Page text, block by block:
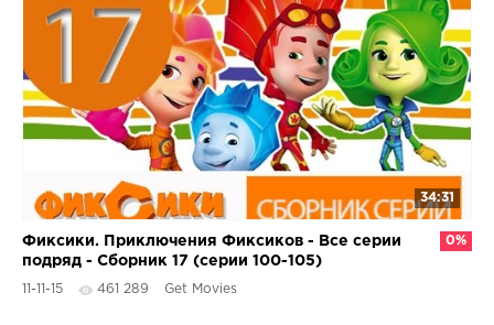
34:31
Фиксики. Приключения Фиксиков - Все серии
подряд - Сборник 17 (серии 100-105)
11-11-15 461 289 Get Movies
0%